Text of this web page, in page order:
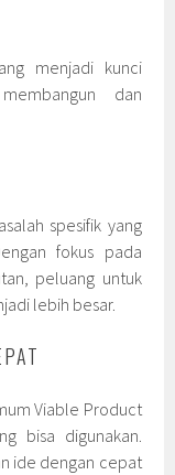
menjadi kunci
dan
spesifik yang
fokus pada
peluang untuk
lebih besar.
Viable Product
bisa digunakan.
ide dengan cepat